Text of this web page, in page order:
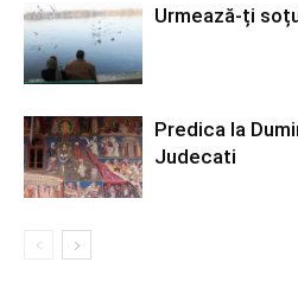
Urmează-ți
Predica la
Judecati